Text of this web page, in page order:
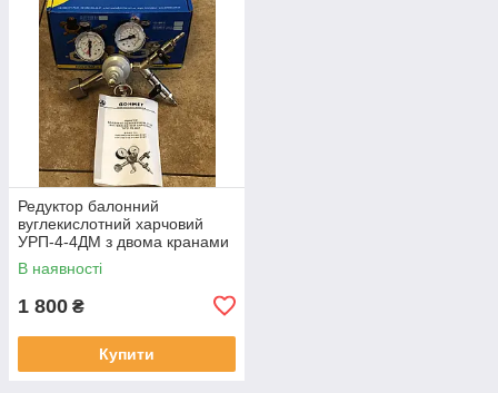
Редуктор балонний
вуглекислотний харчовий
УРП-4-4ДМ з двома кранами
Ф8 ДОНМЕТ (регулятор
витрати CO2-харчовий)
В наявності
1 800 ₴
Купити